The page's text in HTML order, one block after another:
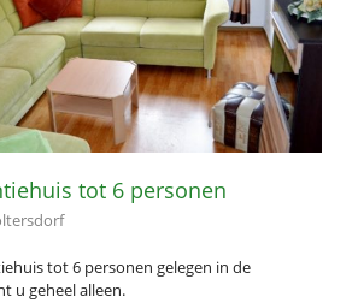
tot 6 personen
tot 6 personen gelegen in de
u geheel alleen.